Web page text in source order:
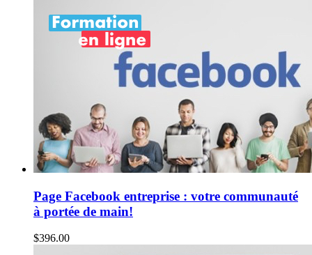
Page Facebook entreprise : votre communauté
à portée de main!
$396.00